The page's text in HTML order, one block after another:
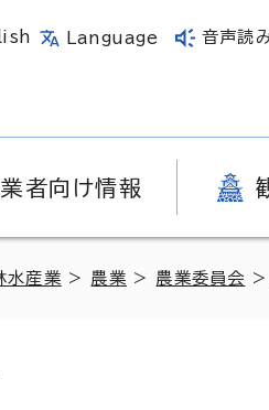
Language 音声読
者向け情報
水産業 > 農業 > 農業委員会 >